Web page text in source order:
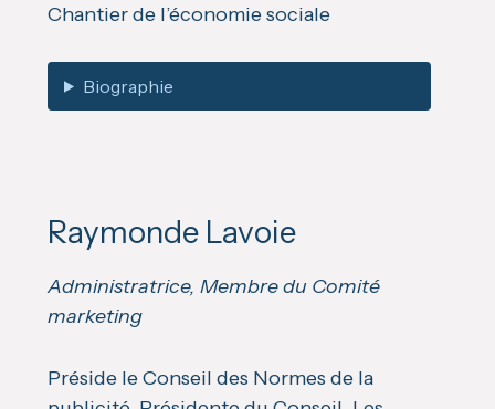
Chantier de l’économie sociale
Biographie
Raymonde Lavoie
Administratrice, Membre du Comité
marketing
Préside le Conseil des Normes de la